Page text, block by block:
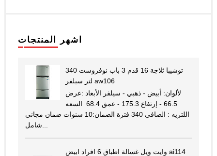
اشهر المنتجات
توشيبا ثلاجة 16 قدم 3 باب نوفروست 340
لتر سيلفر aw106
لألوان: أبيض - ذهبي - سيلفر الأبعاد :عرض
66.5 - إرتفاع 175.3 - عمق 68.4 السعه
اللتريه : الصافى 340 فترة الضمان:10 سنوات ضمان مجانى
وايت ويل غسالة اطباق 6 افراد ابيض ai114